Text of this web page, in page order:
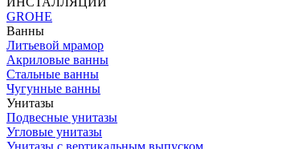
GROHE
Ванны
Литьевой мрамор
Акриловые ванны
Стальные ванны
Чугунные ванны
Унитазы
Подвесные унитазы
Угловые унитазы
Унитазы с вертикальным выпуском